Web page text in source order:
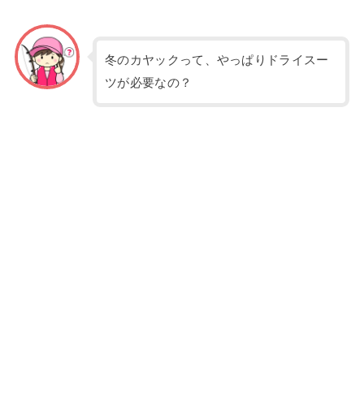
冬のカヤックって、やっぱりドライスー
ツが必要なの？